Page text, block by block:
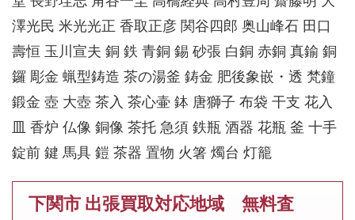
澤光民 米光光正 香取正彦 関谷四郎 奥山峰石 田口
壽恒 玉川宣夫 銅 鉄 青銅 錫 砂張 白銅 赤銅 真鍮 銅
鑼 彫金 蝋型鋳造 茶の湯釜 鋳金 肥後象嵌・透 梵鐘
鍛金 壺 大壺 茶入 茶心壷 鉢 唐獅子 布袋 干支 花入
皿 香炉 仏像 銅像 茶托 急須 鉄瓶 酒器 花瓶 釜 十手
錠前 鍵 馬具 鎧 茶器 置物 火箸 燭台 灯籠
下関市 出張買取対応地域 無料査